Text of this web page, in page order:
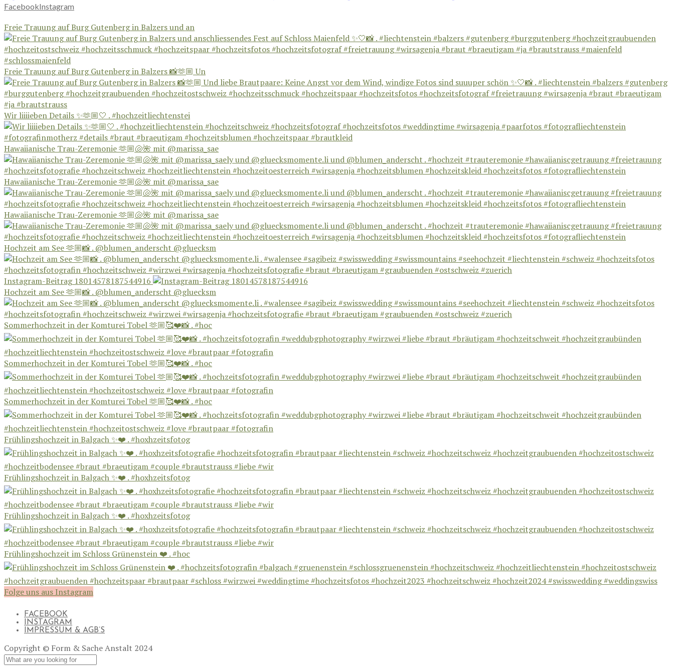
FacebookInstagram
Freie Trauung auf Burg Gutenberg in Balzers und an
Freie Trauung auf Burg Gutenberg in Balzers 📸🫶🏼 Un
Wir liiiieben Details ✨🫶🏼🤍 . #hochzeitliechtenstei
Hawaiianische Trau-Zeremonie 🫶🏼🐚🌺 mit @marissa_sae
Hawaiianische Trau-Zeremonie 🫶🏼🐚🌺 mit @marissa_sae
Hawaiianische Trau-Zeremonie 🫶🏼🐚🌺 mit @marissa_sae
Hochzeit am See 🫶🏼📸 . @blumen_anderscht @gluecksm
Instagram-Beitrag 18014578187544916
Hochzeit am See 🫶🏼📸 . @blumen_anderscht @gluecksm
Sommerhochzeit in der Komturei Tobel 🫶🏼🥰❤️📸 . #hoc
Sommerhochzeit in der Komturei Tobel 🫶🏼🥰❤️📸 . #hoc
Sommerhochzeit in der Komturei Tobel 🫶🏼🥰❤️📸 . #hoc
Frühlingshochzeit in Balgach ✨❤️ . #hoxhzeitsfotog
Frühlingshochzeit in Balgach ✨❤️ . #hoxhzeitsfotog
Frühlingshochzeit in Balgach ✨❤️ . #hoxhzeitsfotog
Frühlingshochzeit im Schloss Grünenstein ❤️ . #hoc
Folge uns aus Instagram
FACEBOOK
INSTAGRAM
IMPRESSUM & AGB’S
Copyright © Form & Sache Anstalt 2024